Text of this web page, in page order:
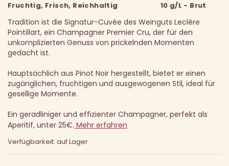
Fruchtig, Frisch, Reichhaltig
10 g/L - Brut
Tradition ist die Signatur-Cuvée des Weinguts Leclère
Pointillart, ein Champagner Premier Cru, der für den
unkomplizierten Genuss von prickelnden Momenten
gedacht ist.
Hauptsächlich aus Pinot Noir hergestellt, bietet er einen
zugänglichen, fruchtigen und ausgewogenen Stil, ideal für
gesellige Momente.
Ein geradliniger und effizienter Champagner, perfekt als
Aperitif, unter 25€. Mehr erfahren
Verfügbarkeit: auf Lager